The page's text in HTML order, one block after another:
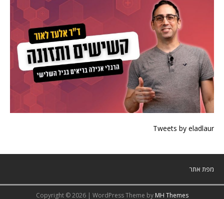
Tweets by eladlaur
מפת אתר
Copyright © 2026 | WordPress Theme by MH Themes